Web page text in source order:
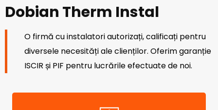
Dobian Therm Instal
O firmă cu instalatori autorizați, calificați pentru
diversele necesități ale clienților. Oferim garanție
ISCIR și PIF pentru lucrările efectuate de noi.